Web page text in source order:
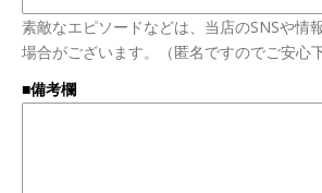
素敵なエピソードなどは、当店のSNSや情
場合がございます。（匿名ですのでご安心下
■備考欄